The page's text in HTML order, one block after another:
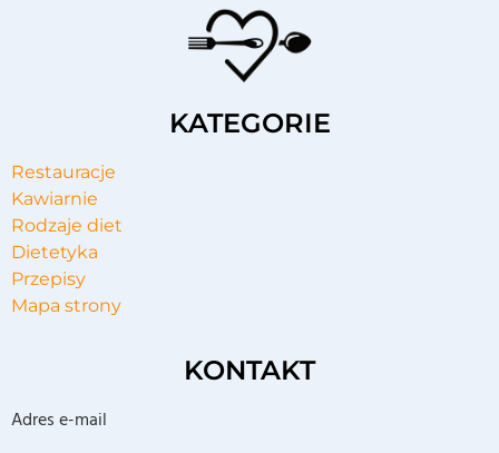
KATEGORIE
Restauracje
Kawiarnie
Rodzaje diet
Dietetyka
Przepisy
Mapa strony
KONTAKT
Adres e-mail